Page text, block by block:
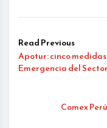
Read Previous
Apotur: cinco
Emergencia del
Comex